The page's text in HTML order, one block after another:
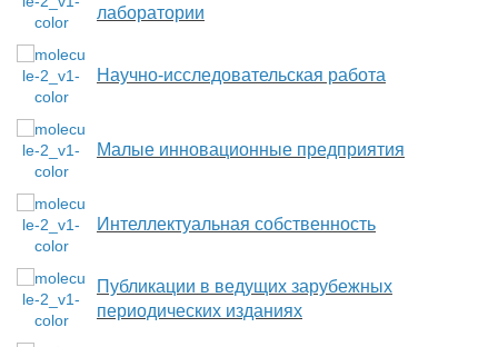
лаборатории
Научно-исследовательская работа
Малые инновационные предприятия
Интеллектуальная собственность
Публикации в ведущих зарубежных
периодических изданиях